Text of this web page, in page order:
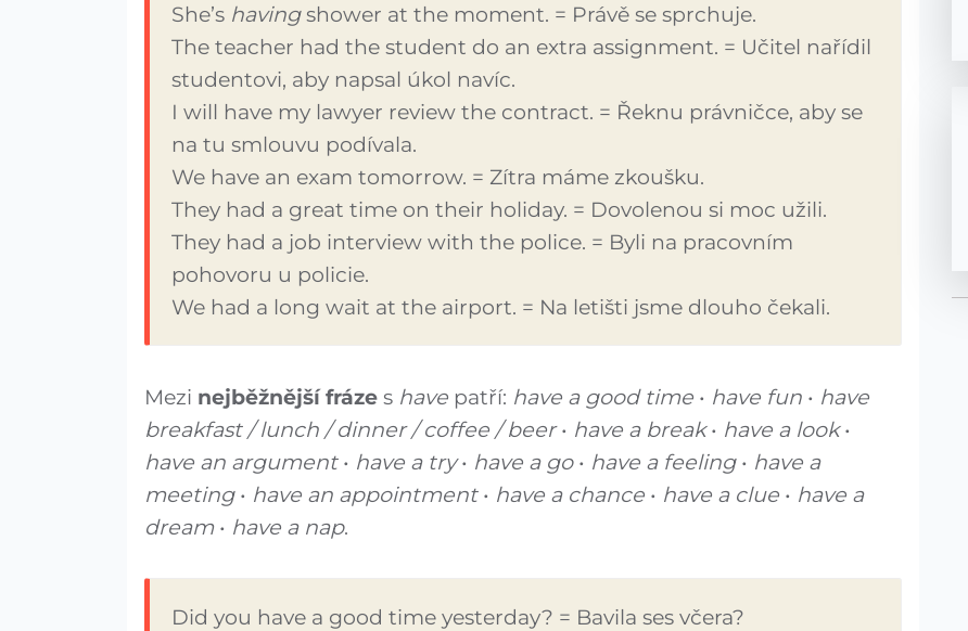
She’s havingshower at the moment. = Právě se sprchuje.
The teacher had the student do an extra assignment. = Učitel nařídil
studentovi, aby napsal úkol navíc.
I will have my lawyer review the contract. = Řeknu právničce, aby se
na tu smlouvu podívala.
We have an exam tomorrow. = Zítra máme zkoušku.
They had a great time on their holiday. = Dovolenou si moc užili.
They had a job interview with the police. = Byli na pracovním
pohovoru u policie.
We had a long wait at the airport. = Na letišti jsme dlouho čekali.
Mezi nejběžnější fráze s have patří: have a good time • have fun • have
breakfast / lunch / dinner / coffee / beer• have a break• have a look•
have an argument• have a try• have a go• have a feeling• have a
meeting• have an appointment• have a chance • have a clue • have a
dream• have a nap.
Did you have a good time yesterday? = Bavila ses včera?